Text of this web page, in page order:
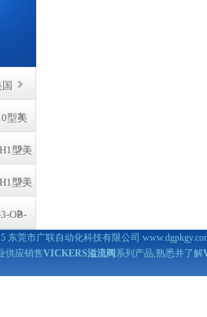
理型美
原理型美
类型美
理OB-
东莞市广联自动化科技有限公司
供应销售VICKERS溢流阀 系列产品,熟悉并了解